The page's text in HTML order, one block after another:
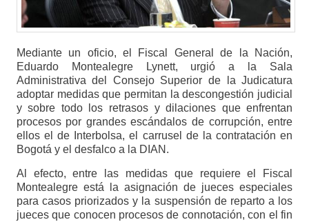
Mediante un oficio, el Fiscal General de la Nación,
Eduardo Montealegre Lynett, urgió a la Sala
Administrativa del Consejo Superior de la Judicatura
adoptar medidas que permitan la descongestión judicial
y sobre todo los retrasos y dilaciones que enfrentan
procesos por grandes escándalos de corrupción, entre
ellos el de Interbolsa, el carrusel de la contratación en
Bogotá y el desfalco a la DIAN.
Al efecto, entre las medidas que requiere el Fiscal
Montealegre está la asignación de jueces especiales
para casos priorizados y la suspensión de reparto a los
jueces que conocen procesos de connotación, con el fin